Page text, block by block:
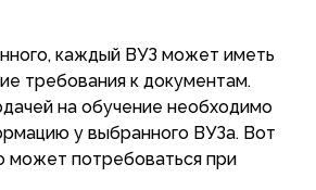
каждый ВУЗ может иметь
требования к документам.
на обучение необходимо
у выбранного ВУЗа. Вот
может потребоваться при